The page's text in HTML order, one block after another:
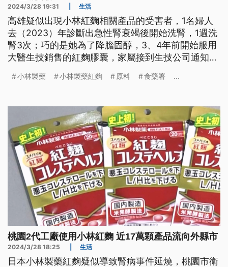
2024/3/28 19:31 生活
高雄疑似出現小林紅麴相關產品的受害者，1名婦人
去（2023）年診斷出急性腎衰竭後開始洗腎，1週洗
腎3次；巧的是她為了降膽固醇，3、4年前開始服用
大醫生技銷售的紅麴膠囊，家屬接到生技公司通知稱
林紅麴原料有關。生技公司已通知日方，後續求償都
紅麴產品而是原料，是否有關聯還要調查。
小林製藥 小林製藥紅麴 原料 食藥署 ...
桃園2代工廠使用小林紅麴 近17萬顆產品流向外縣市
2024/3/28 18:25 生活
日本小林製藥紅麴疑似導致腎病事件延燒，桃園市衛